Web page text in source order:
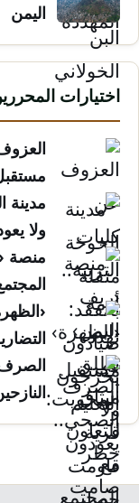
اليمن
اختيارات
مدينة
ولا
منصة